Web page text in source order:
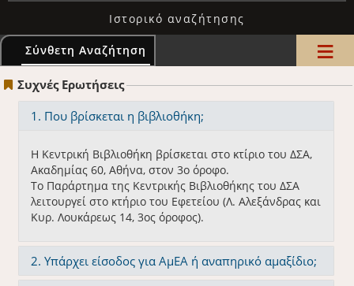
Ιστορικό αναζήτησης
Σύνθετη Αναζήτηση ≡
Συχνές Ερωτήσεις
1. Που βρίσκεται η βιβλιοθήκη;
Η Κεντρική Βιβλιοθήκη βρίσκεται στο κτίριο του ΔΣΑ,
Ακαδημίας 60, Αθήνα, στον 3ο όροφο.
Το Παράρτημα της Κεντρικής Βιβλιοθήκης του ΔΣΑ
λειτουργεί στο κτήριο του Εφετείου (Λ. Αλεξάνδρας και
Κυρ. Λουκάρεως 14, 3ος όροφος).
2. Υπάρχει είσοδος για ΑμΕΑ ή αναπηρικό αμαξίδιο;